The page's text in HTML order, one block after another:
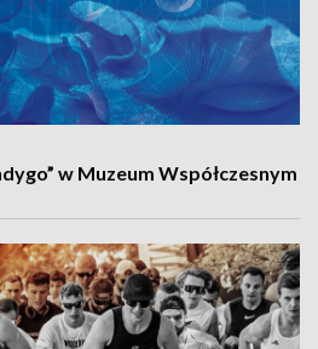
w Muzeum Współczesnym